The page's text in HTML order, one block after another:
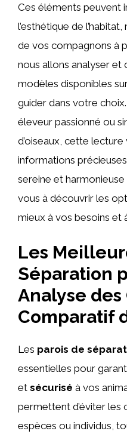
Ces éléments peuvent
l’esthétique de
de vos compagnons à
nous allons analyser et
modèles disponibles
guider dans votre
éleveur passionné ou
d’oiseaux, cette
informations
sereine et
vous à découvrir les
mieux à vos besoins et
Les
Séparation
Analyse
Comparatif
Les parois de
essentielles pour
et sécurisé à vos
permettent d’éviter les
espèces ou individus,